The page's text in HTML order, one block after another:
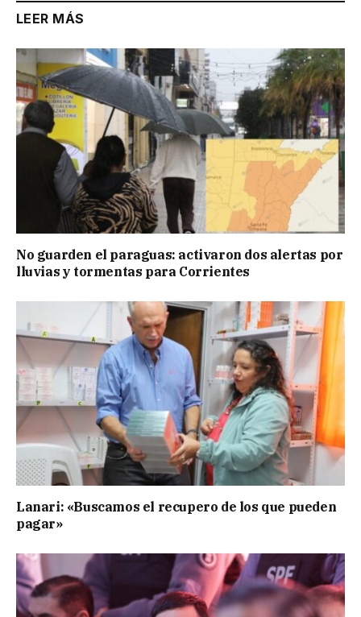
LEER MÁS
No guarden el paraguas: activaron dos alertas por
lluvias y tormentas para Corrientes
Lanari: «Buscamos el recupero de los que pueden
pagar»